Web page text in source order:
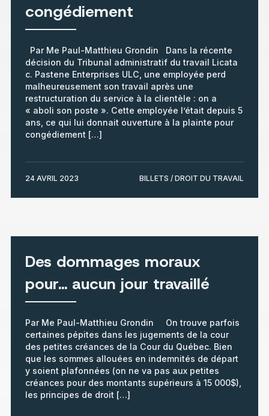
congédiement
Par Me Paul-Matthieu Grondin Dans la récente
décision du Tribunal administratif du travail Licata
c. Pastene Enterprises ULC, une employée perd
malheureusement son travail après une
restructuration du service à la clientèle : on a
« aboli son poste ». Cette employée l’était depuis 5
ans, ce qui lui donnait ouverture à la plainte pour
congédiement […]
24 AVRIL 2023 BILLETS / DROIT DU TRAVAIL
Des dommages moraux
pour… aucun jour travaillé
Par Me Paul-Matthieu Grondin On trouve parfois
certaines pépites dans les jugements de la cour
des petites créances de la Cour du Québec. Bien
que les sommes allouées en indemnités de départ
y soient plafonnées (on ne va pas aux petites
créances pour des montants supérieurs à 15 000$),
les principes de droit […]